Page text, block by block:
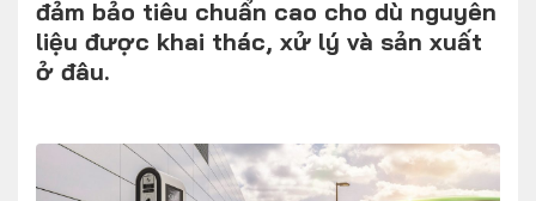
TRA CỨU XE
HÃNG XE
DÒNG XE
đảm bảo tiêu chuẩn cao cho dù nguyên
liệu được khai thác, xử lý và sản xuất
ở đâu.